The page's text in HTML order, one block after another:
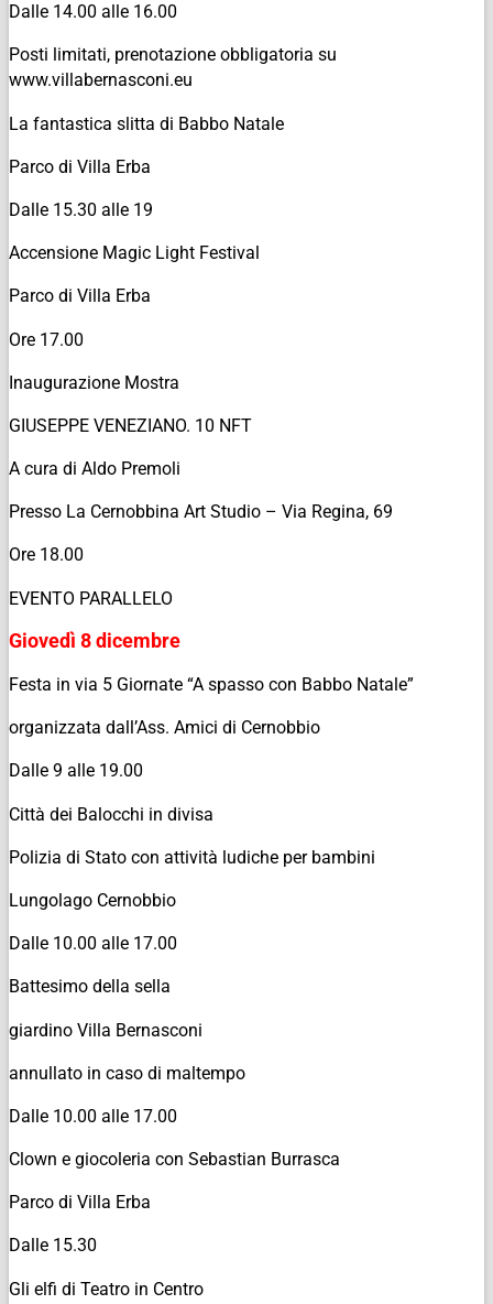
Dalle 14.00 alle 16.00
Posti limitati, prenotazione obbligatoria su
www.villabernasconi.eu
La fantastica slitta di Babbo Natale
Parco di Villa Erba
Dalle 15.30 alle 19
Accensione Magic Light Festival
Parco di Villa Erba
Ore 17.00
Inaugurazione Mostra
GIUSEPPE VENEZIANO. 10 NFT
A cura di Aldo Premoli
Presso La Cernobbina Art Studio – Via Regina, 69
Ore 18.00
EVENTO PARALLELO
Giovedì 8 dicembre
Festa in via 5 Giornate “A spasso con Babbo Natale”
organizzata dall’Ass. Amici di Cernobbio
Dalle 9 alle 19.00
Città dei Balocchi in divisa
Polizia di Stato con attività ludiche per bambini
Lungolago Cernobbio
Dalle 10.00 alle 17.00
Battesimo della sella
giardino Villa Bernasconi
annullato in caso di maltempo
Dalle 10.00 alle 17.00
Clown e giocoleria con Sebastian Burrasca
Parco di Villa Erba
Dalle 15.30
Gli elfi di Teatro in Centro